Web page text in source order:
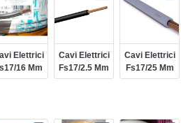
Elettrici
16 Mm
Cavi Elettrici
Fs17/2.5 Mm
Cavi Elettrici
Fs17/25 Mm